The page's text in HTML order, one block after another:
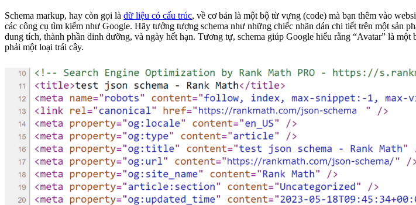
Schema markup, hay còn gọi là dữ liệu có cấu trúc, về cơ bản là một bộ từ vựng (code) mà bạn thêm vào
các công cụ tìm kiếm như Google. Hãy tưởng tượng schema như những chiếc nhãn dán chi tiết trên một sản
dung tích, thành phần dinh dưỡng, và ngày hết hạn. Tương tự, schema giúp Google hiểu rằng “Avatar” là
phải một loại trái cây.